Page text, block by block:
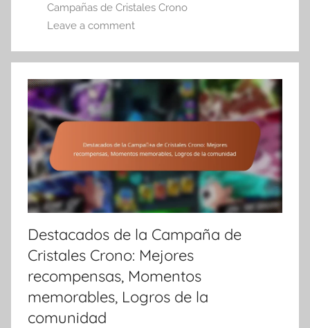
Campañas de Cristales Crono
Leave a comment
Destacados de la Campaña de
Cristales Crono: Mejores
recompensas, Momentos
memorables, Logros de la
comunidad